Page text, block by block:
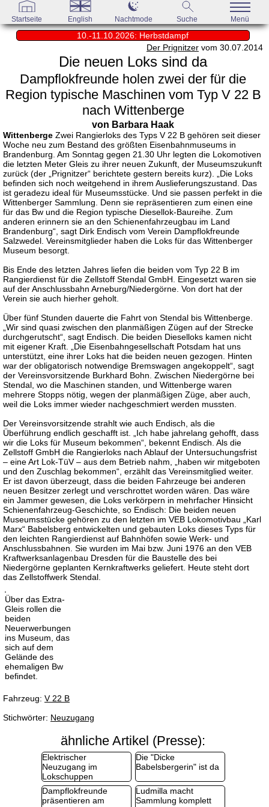
Startseite English Nachtmode Suche Menü
10.-11.10.2026: Herbstdampf
Der Prignitzer vom 30.07.2014
Die neuen Loks sind da
Dampflokfreunde holen zwei der für die
Region typische Maschinen vom Typ V 22 B
nach Wittenberge
von Barbara Haak
Wittenberge Zwei Rangierloks des Typs V 22 B gehören seit dieser
Woche neu zum Bestand des größten Eisenbahnmuseums in
Brandenburg. Am Sonntag gegen 21.30 Uhr legten die Lokomotiven
die letzten Meter Gleis zu ihrer neuen Zukunft, der Museumszukunft
zurück (der „Prignitzer“ berichtete gestern bereits kurz). „Die Loks
befinden sich noch weitgehend in ihrem Auslieferungszustand. Das
ist geradezu ideal für Museumsstücke. Und sie passen perfekt in die
Wittenberger Sammlung. Denn sie repräsentieren zum einen eine
für das Bw und die Region typische Diesellok-Baureihe. Zum
anderen erinnern sie an den Schienenfahrzeugbau im Land
Brandenburg“, sagt Dirk Endisch vom Verein Dampflokfreunde
Salzwedel. Vereinsmitglieder haben die Loks für das Wittenberger
Museum besorgt.
Bis Ende des letzten Jahres liefen die beiden vom Typ 22 B im
Rangierdienst für die Zellstoff Stendal GmbH. Eingesetzt waren sie
auf der Anschlussbahn Arneburg/Niedergörne. Von dort hat der
Verein sie auch hierher geholt.
Über fünf Stunden dauerte die Fahrt von Stendal bis Wittenberge.
„Wir sind quasi zwischen den planmäßigen Zügen auf der Strecke
durchgerutscht“, sagt Endisch. Die beiden Dieselloks kamen nicht
mit eigener Kraft. „Die Eisenbahngesellschaft Potsdam hat uns
unterstützt, eine ihrer Loks hat die beiden neuen gezogen. Hinten
war der obligatorisch notwendige Bremswagen angekoppelt“, sagt
der Vereinsvorsitzende Burkhard Bohn. Zwischen Niedergörne bei
Stendal, wo die Maschinen standen, und Wittenberge waren
mehrere Stopps nötig, wegen der planmäßigen Züge, aber auch,
weil die Loks immer wieder nachgeschmiert werden mussten.
Der Vereinsvorsitzende strahlt wie auch Endisch, als die
Überführung endlich geschafft ist. „Ich habe jahrelang gehofft, dass
wir die Loks für Museum bekommen“, bekennt Endisch. Als die
Zellstoff GmbH die Rangierloks nach Ablauf der Untersuchungsfrist
– eine Art Lok-TüV – aus dem Betrieb nahm, „haben wir mitgeboten
und den Zuschlag bekommen“, erzählt das Vereinsmitglied weiter.
Er ist davon überzeugt, dass die beiden Fahrzeuge bei anderen
neuen Besitzer zerlegt und verschrottet worden wären. Das wäre
ein Jammer gewesen, die Loks verkörpern in mehrfacher Hinsicht
Schienenfahrzeug-Geschichte, so Endisch: Die beiden neuen
Museumsstücke gehören zu den letzten im VEB Lokomotivbau „Karl
Marx“ Babelsberg entwickelten und gebauten Loks dieses Typs für
den leichten Rangierdienst auf Bahnhöfen sowie Werk- und
Anschlussbahnen. Sie wurden im Mai bzw. Juni 1976 an den VEB
Kraftwerksanlagenbau Dresden für die Baustelle des bei
Niedergörne geplanten Kernkraftwerks geliefert. Heute steht dort
das Zellstoffwerk Stendal.
Über das Extra-
Gleis rollen die
beiden
Neuerwerbungen
ins Museum, das
sich auf dem
Gelände des
ehemaligen Bw
befindet.
Fahrzeug: V 22 B
Stichwörter: Neuzugang
ähnliche Artikel (Presse):
Elektrischer
Neuzugang im
Lokschuppen
Die "Dicke
Babelsbergerin" ist da
Dampflokfreunde
präsentieren am
Ludmilla macht
Sammlung komplett